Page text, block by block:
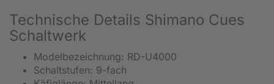
Technische Details Shimano Cues
Schaltwerk
Modelbezeichnung: RD-U4000
Schaltstufen: 9-fach